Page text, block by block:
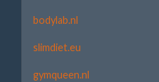
bodylab.nl
slimdiet.eu
gymqueen.nl